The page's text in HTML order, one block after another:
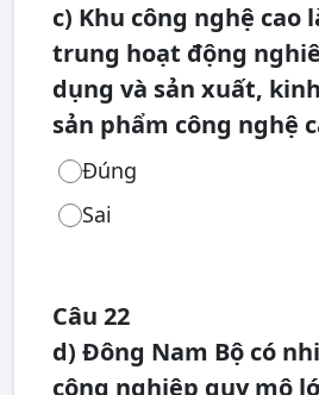
c) Khu công nghệ cao
trung hoạt động
dụng và sản xuất,
sản phẩm công nghệ
Đúng
Sai
Câu 22
d) Đông Nam Bộ có
công nghiệp quy mô